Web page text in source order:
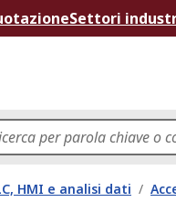
Settori
HMI e analisi dati /